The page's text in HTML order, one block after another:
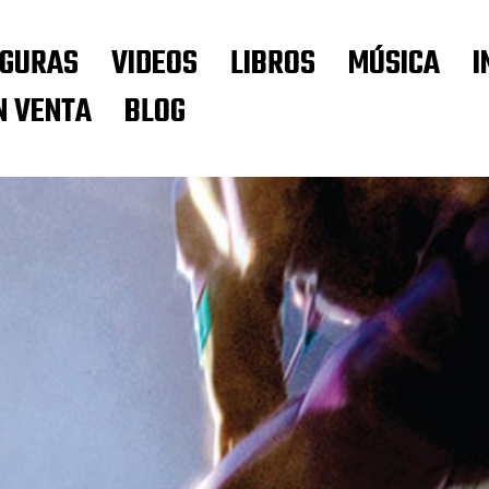
VIDEOS LIBROS MÚSICA
VENTA
BLOG